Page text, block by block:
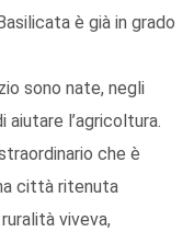
è già in grado
sono nate, negli
aiutare l’agricoltura.
che è
città ritenuta
viveva,